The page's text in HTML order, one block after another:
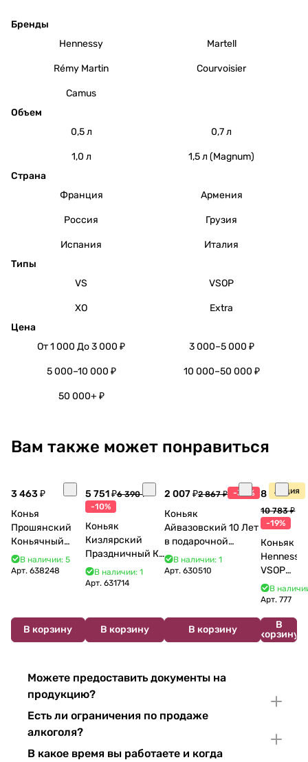
Бренды
Hennessy
Martell
Rémy Martin Courvoisier
Camus
Объем
0,5 л
0,7 л
1,0 л
1,5 л (Magnum)
Страна
Франция
Армения
Россия Грузия
Испания
Италия
Типы
VS
VSOP
XO
Extra
Цена
От 1 000 До 3 000 ₽
3 000–5 000 ₽
5 000–10 000 ₽ 10 000–50 000 ₽
50 000+ ₽
Вам также может понравиться
3 463 ₽
Конья
Прошянский
Коньячный
Завод Елочка 7
лет п/у 750 мл
В наличии: 5
Арт. 638248
В корзину
5 751 ₽6 390 ₽
-10%
Коньяк
Кизлярский
Праздничный КС
17 лет с мюзле в
тубе 500 мл
В наличии: 1
Арт. 631714
В корзину
2 007 ₽2 867 ₽ -30%
Коньяк
Айвазовский 10 Лет
в подарочной
упаковке (новый
В наличии: 1
Арт.630510
В корзину
Акция
8 770 ₽
10 783 ₽
-19%
Коньяк
Hennessy
VSOP
700 мл
В
Арт.777
В
корзину
Можете предоставить документы на
продукцию?
Есть ли ограничения по продаже
алкоголя?
В какое время вы работаете и когда